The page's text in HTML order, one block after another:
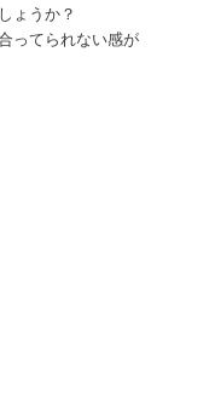
ょうか？
ってられない感が